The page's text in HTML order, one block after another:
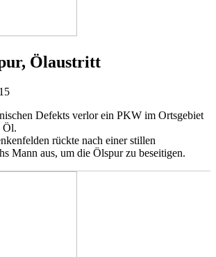
Ölaustritt
Defekts verlor ein PKW im Ortsgebiet
Öl.
rückte nach einer stillen
Mann aus, um die Ölspur zu beseitigen.